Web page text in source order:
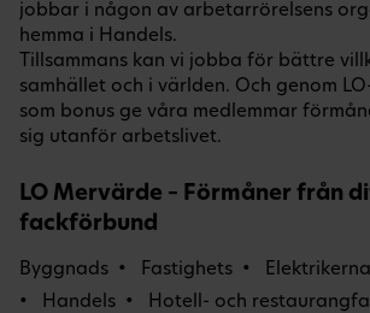
jobbar i någon av arbetarrörelsens
hemma i Handels.
Tillsammans kan vi jobba för bättre
samhället och i världen. Och genom
som bonus ge våra medlemmar
sig utanför arbetslivet.
LO Mervärde – Förmåner från
fackförbund
Byggnads Fastighets Elektrikerna
Handels
Hotell- och